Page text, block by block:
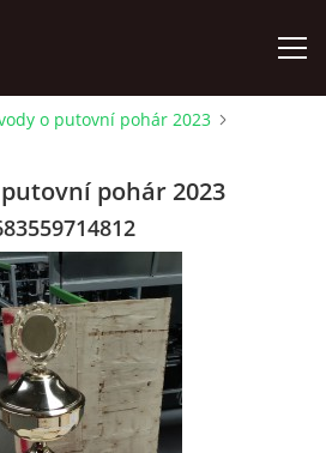
eStránky.cz |RSS
o putovní pohár 2023
pohár 2023